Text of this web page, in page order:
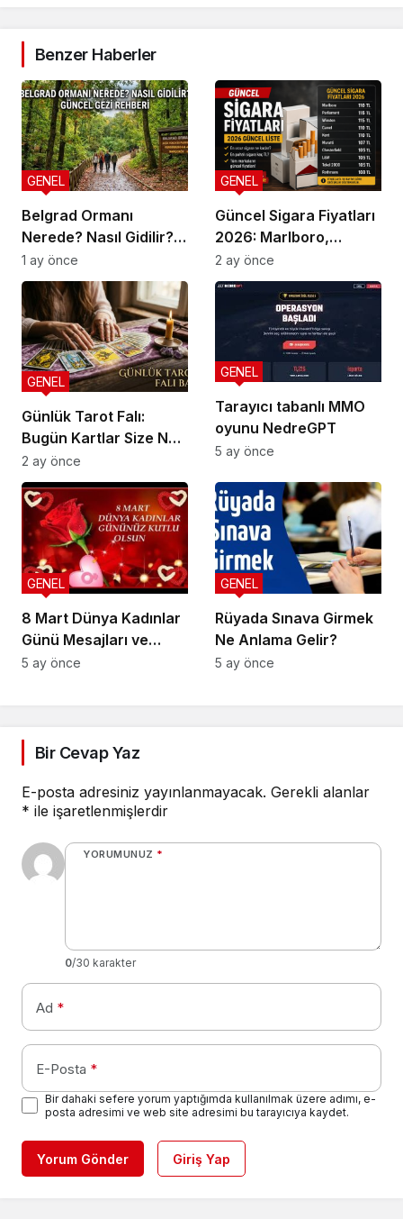
Benzer Haberler
Belgrad Ormanı
Nerede? Nasıl Gidilir?
Güncel Gezi Rehberi
GENEL
1 ay önce
Güncel Sigara Fiyatları
2026: Marlboro,
Parliament, Winston,
Camel ve Tüm Sigara
Markalarının Zamlı
Fiyat Listesi
GENEL
2 ay önce
Günlük Tarot Falı:
Bugün Kartlar Size Ne
Söylüyor?
GENEL
2 ay önce
Tarayıcı tabanlı MMO
oyunu NedreGPT
GENEL
5 ay önce
8 Mart Dünya Kadınlar
Günü Mesajları ve
Sözleri
GENEL
5 ay önce
Rüyada Sınava Girmek
Ne Anlama Gelir?
GENEL
5 ay önce
Bir Cevap Yaz
E-posta adresiniz yayınlanmayacak. Gerekli alanlar
* ile işaretlenmişlerdir
YORUMUNUZ *
0/30 karakter
Ad *
E-Posta *
Bir dahaki sefere yorum yaptığımda kullanılmak üzere adımı, e-
posta adresimi ve web site adresimi bu tarayıcıya kaydet.
Yorum Gönder Giriş Yap